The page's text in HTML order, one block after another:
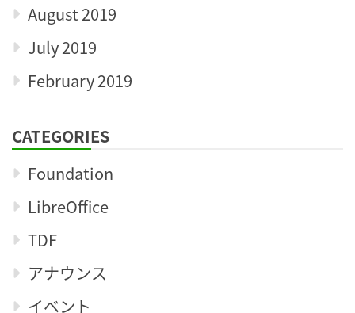
August 2019
July 2019
February 2019
CATEGORIES
Foundation
LibreOffice
TDF
アナウンス
イベント